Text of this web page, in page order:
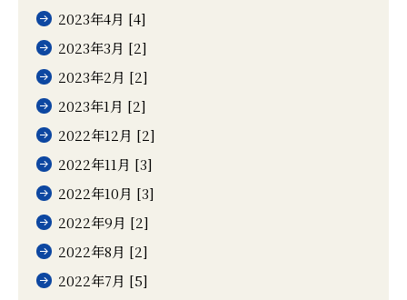
2023年4月 [4]
2023年3月 [2]
2023年2月 [2]
2023年1月 [2]
2022年12月 [2]
2022年11月 [3]
2022年10月 [3]
2022年9月 [2]
2022年8月 [2]
2022年7月 [5]